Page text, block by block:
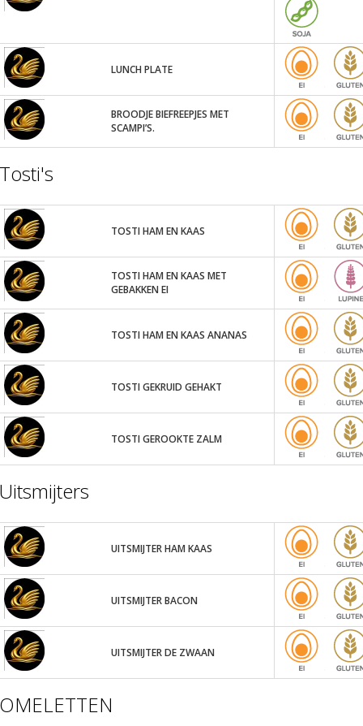
LUNCH PLATE
BROODJE BIEFREEPJES MET
SCAMPI’S.
Tosti's
TOSTI HAM EN KAAS
TOSTI HAM EN KAAS MET
GEBAKKEN EI
TOSTI HAM EN KAAS ANANAS
TOSTI GEKRUID GEHAKT
TOSTI GEROOKTE ZALM
Uitsmijters
UITSMIJTER HAM KAAS
UITSMIJTER BACON
UITSMIJTER DE ZWAAN
OMELETTEN